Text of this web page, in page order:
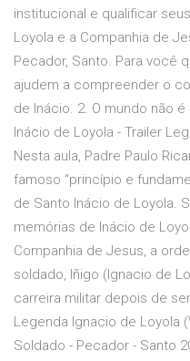
institucional e qualificar
Loyola e a Companhia de
Pecador, Santo. Para você
ajudem a compreender o
de Inácio. 2. O mundo não
Inácio de Loyola - Trailer
Nesta aula, Padre Paulo
famoso “princípio e
de Santo Inácio de Loyola.
memórias de Inácio de
Companhia de Jesus, a
soldado, Iñigo (Ignacio de
carreira militar depois de
Legenda Ignacio de Loyola
Soldado - Pecador - Santo